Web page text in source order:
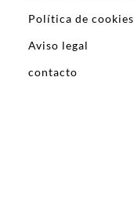
Política de cookies
Aviso legal
contacto